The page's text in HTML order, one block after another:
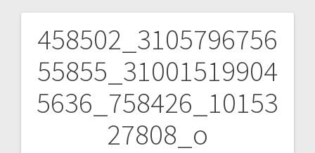
458502_3105796756
55855_31001519904
5636_758426_10153
27808_o
Navigare
în
articole